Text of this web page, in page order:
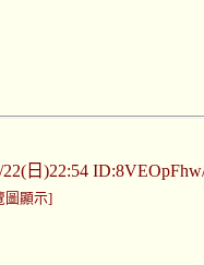
22(日)22:54
圖顯示]